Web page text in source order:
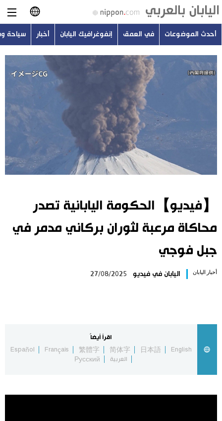
日本語
English
简体字
Español
أحدث الموضوعات
إنفوغرافيك اليابان
سياحة وسفر
الأقسام
صور
الأكثر تفاعلا
أحدث الموضوعات في العمق إنفوغرافيك اليابان أخبار سياحة
【فيديو】الحكومة اليابانية تصدر
محاكاة مرعبة لثوران بركاني مدمر في
جبل فوجي
أخبار اليابان اليابان في فيديو 27/08/2025
اقرأ أيضاً
English
日本語
简体字
繁體字
Français
Español
العربية
Русский